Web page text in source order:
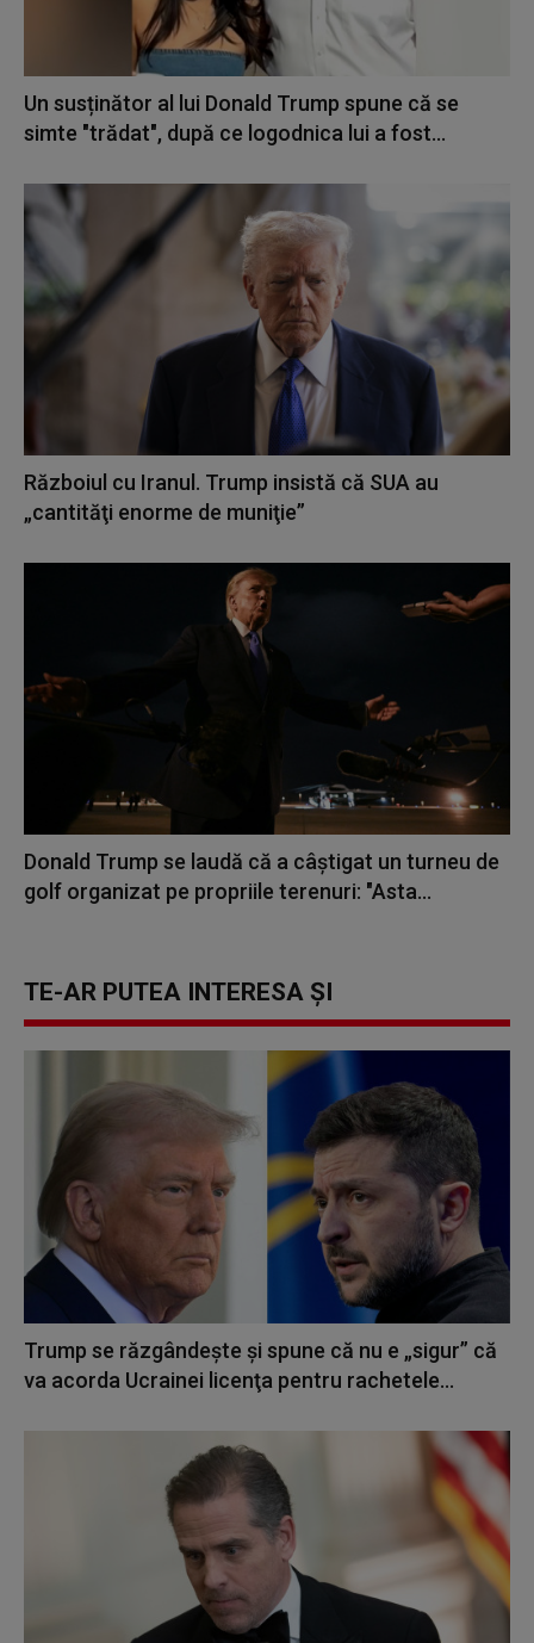
Un susținător al lui Donald Trump spune că se
simte "trădat", după ce logodnica lui a fost...
Războiul cu Iranul. Trump insistă că SUA au
„cantităţi enorme de muniţie”
Donald Trump se laudă că a câștigat un turneu de
golf organizat pe propriile terenuri: "Asta...
TE-AR PUTEA INTERESA ȘI
Trump se răzgândește și spune că nu e „sigur” că
va acorda Ucrainei licenţa pentru rachetele...